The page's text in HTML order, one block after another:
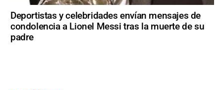
Deportistas y celebridades envían mensajes de
condolencia a Lionel Messi tras la muerte de su
padre